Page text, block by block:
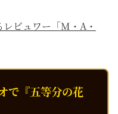
ビュワー「M・A・
で『五等分の花